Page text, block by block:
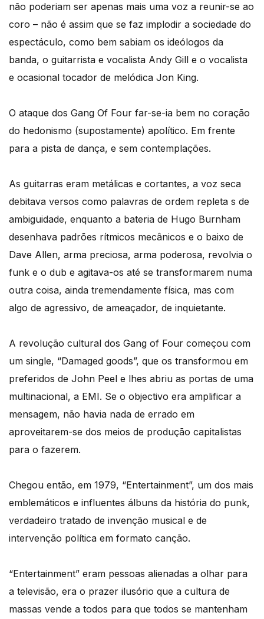
não poderiam ser apenas mais uma voz a reunir-se ao
coro – não é assim que se faz implodir a sociedade do
espectáculo, como bem sabiam os ideólogos da
banda, o guitarrista e vocalista Andy Gill e o vocalista
e ocasional tocador de melódica Jon King.
O ataque dos Gang Of Four far-se-ia bem no coração
do hedonismo (supostamente) apolítico. Em frente
para a pista de dança, e sem contemplações.
As guitarras eram metálicas e cortantes, a voz seca
debitava versos como palavras de ordem repleta s de
ambiguidade, enquanto a bateria de Hugo Burnham
desenhava padrões rítmicos mecânicos e o baixo de
Dave Allen, arma preciosa, arma poderosa, revolvia o
funk e o dub e agitava-os até se transformarem numa
outra coisa, ainda tremendamente física, mas com
algo de agressivo, de ameaçador, de inquietante.
A revolução cultural dos Gang of Four começou com
um single, “Damaged goods”, que os transformou em
preferidos de John Peel e lhes abriu as portas de uma
multinacional, a EMI. Se o objectivo era amplificar a
mensagem, não havia nada de errado em
aproveitarem-se dos meios de produção capitalistas
para o fazerem.
Chegou então, em 1979, “Entertainment”, um dos mais
emblemáticos e influentes álbuns da história do punk,
verdadeiro tratado de invenção musical e de
intervenção política em formato canção.
“Entertainment” eram pessoas alienadas a olhar para
a televisão, era o prazer ilusório que a cultura de
massas vende a todos para que todos se mantenham